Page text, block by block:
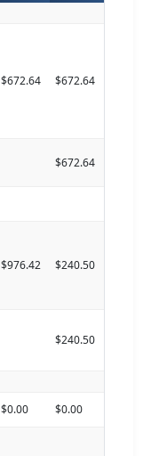
$672.64 $672.64
$672.64
$976.42 $240.50
$240.50
$0.00 $0.00